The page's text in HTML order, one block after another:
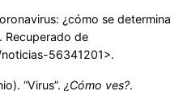
¿cómo se determina
Recuperado de
56341201>.
“Virus”. ¿Cómo ves?.